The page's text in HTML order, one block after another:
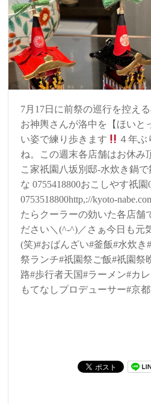
7月17日に前祭の巡行を控え
お神輿さんが洛中を【ほいと
い姿で練り歩きます
４年ぶ
ね。この週末各店舗はお休み
こ家祇園八坂別邸-水炊き鍋
な 0755418800おこしやす祇園
0753518800http,://kyoto-
たらクーラーの効いた各店舗
ださい＼(^-^)／さぁ今日も元
(笑)#おばんざい#釜飯#水炊き
祭ランチ#祇園祭ご飯#祇園祭
路#歩行者天国#ラーメン#カ
もてなしプロデューサー#京